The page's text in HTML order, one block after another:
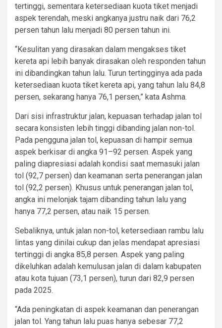
tertinggi, sementara ketersediaan kuota tiket menjadi
aspek terendah, meski angkanya justru naik dari 76,2
persen tahun lalu menjadi 80 persen tahun ini.
“Kesulitan yang dirasakan dalam mengakses tiket
kereta api lebih banyak dirasakan oleh responden tahun
ini dibandingkan tahun lalu. Turun tertingginya ada pada
ketersediaan kuota tiket kereta api, yang tahun lalu 84,8
persen, sekarang hanya 76,1 persen,” kata Ashma.
Dari sisi infrastruktur jalan, kepuasan terhadap jalan tol
secara konsisten lebih tinggi dibanding jalan non-tol.
Pada pengguna jalan tol, kepuasan di hampir semua
aspek berkisar di angka 91–92 persen. Aspek yang
paling diapresiasi adalah kondisi saat memasuki jalan
tol (92,7 persen) dan keamanan serta penerangan jalan
tol (92,2 persen). Khusus untuk penerangan jalan tol,
angka ini melonjak tajam dibanding tahun lalu yang
hanya 77,2 persen, atau naik 15 persen.
Sebaliknya, untuk jalan non-tol, ketersediaan rambu lalu
lintas yang dinilai cukup dan jelas mendapat apresiasi
tertinggi di angka 85,8 persen. Aspek yang paling
dikeluhkan adalah kemulusan jalan di dalam kabupaten
atau kota tujuan (73,1 persen), turun dari 82,9 persen
pada 2025.
“Ada peningkatan di aspek keamanan dan penerangan
jalan tol. Yang tahun lalu puas hanya sebesar 77,2